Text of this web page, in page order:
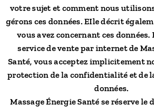
votre sujet et comment nous
gérons ces données. EIle décrit
vous avez concernant ces
service de vente par internet de
Santé, vous acceptez implicitement
protection de la confidentialité et de
données.
Massage Énergie Santé se réserve